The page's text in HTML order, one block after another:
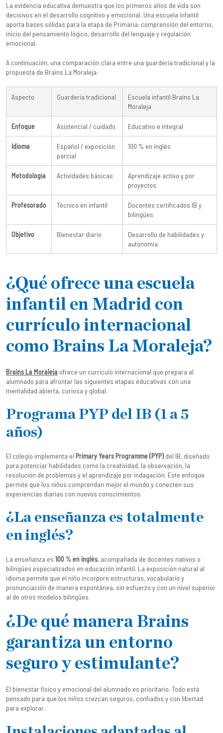
La evidencia educativa demuestra que los primeros años de vida son
decisivos en el desarrollo cognitivo y emocional. Una escuela infantil
aporta bases sólidas para la etapa de Primaria: comprensión del entorno,
inicio del pensamiento lógico, desarrollo del lenguaje y regulación
emocional.
A continuación, una comparación clara entre una guardería tradicional y la
propuesta de Brains La Moraleja:
Aspecto Guardería tradicional
Escuela infantil Brains La
Moraleja
Enfoque Asistencial / cuidado Educativo e integral
Idioma
Español / exposición
parcial
100 % en inglés
Metodología Actividades básicas
Aprendizaje activo y por
proyectos
Profesorado Técnico en infantil
Docentes certificados IB y
bilingües
Objetivo Bienestar diario
Desarrollo de habilidades y
autonomía
¿Qué ofrece una escuela
infantil en Madrid con
currículo internacional
como Brains La Moraleja?
Brains La Moraleja ofrece un currículo internacional que prepara al
alumnado para afrontar las siguientes etapas educativas con una
mentalidad abierta, curiosa y global.
Programa PYP del IB (1 a 5
años)
El colegio implementa el Primary Years Programme (PYP)del IB, diseñado
para potenciar habilidades como la creatividad, la observación, la
resolución de problemas y el aprendizaje por indagación. Este enfoque
permite que los niños comprendan mejor el mundo y conecten sus
experiencias diarias con nuevos conocimientos.
¿La enseñanza es totalmente
en inglés?
La enseñanza es 100 % en inglés, acompañada de docentes nativos o
bilingües especializados en educación infantil. La exposición natural al
idioma permite que el niño incorpore estructuras, vocabulario y
pronunciación de manera espontánea, sin esfuerzo y con un nivel superior
al de otros modelos bilingües.
¿De qué manera Brains
garantiza un entorno
seguro y estimulante?
El bienestar físico y emocional del alumnado es prioritario. Todo está
pensado para que los niños crezcan seguros, confiados y con libertad
para explorar.